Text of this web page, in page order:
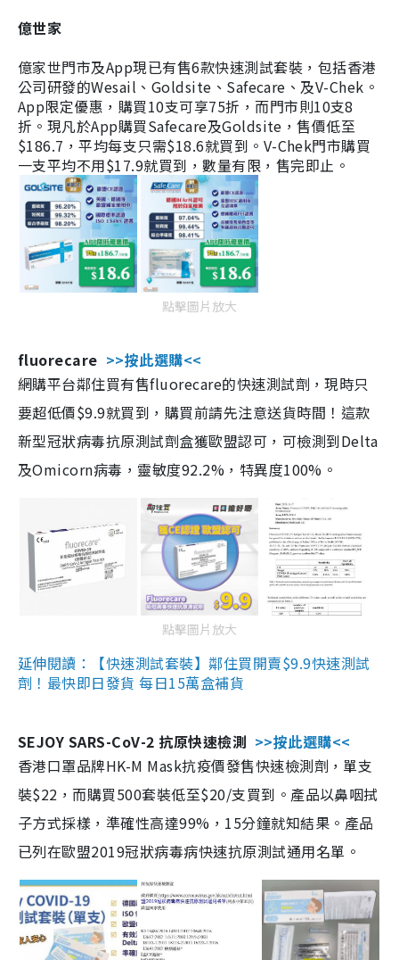
億世家
億家世門市及App現已有售6款快速測試套裝，包括香港
公司研發的Wesail、Goldsite、Safecare、及V-Chek。
App限定優惠，購買10支可享75折，而門市則10支8
折。現凡於App購買Safecare及Goldsite，售價低至
$186.7，平均每支只需$18.6就買到。V-Chek門市購買
一支平均不用$17.9就買到，數量有限，售完即止。
點擊圖片放大
fluorecare >>按此選購<<
網購平台鄰住買有售fluorecare的快速測試劑，現時只
要超低價$9.9就買到，購買前請先注意送貨時間！這款
新型冠狀病毒抗原測試劑盒獲歐盟認可，可檢測到Delta
及Omicorn病毒，靈敏度92.2%，特異度100%。
點擊圖片放大
延伸閱讀：【快速測試套裝】鄰住買開賣$9.9快速測試
劑！最快即日發貨 每日15萬盒補貨
SEJOY SARS-CoV-2 抗原快速檢測 >>按此選購<<
香港口罩品牌HK-M Mask抗疫價發售快速檢測劑，單支
裝$22，而購買500套裝低至$20/支買到。產品以鼻咽拭
子方式採樣，準確性高達99%，15分鐘就知結果。產品
已列在歐盟2019冠狀病毒病快速抗原測試通用名單。